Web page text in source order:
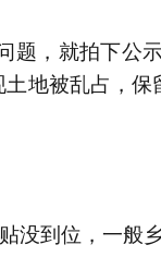
，就拍下公
地被乱占，保
到位，一般乡